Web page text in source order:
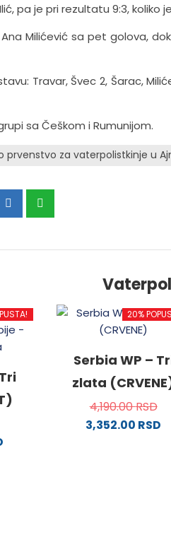
pa je pri rezultatu 9:3,
Milićević sa pet golova,
Travar, Švec 2, Šarac,
sa Češkom i Rumunijom.
prvenstvo za vaterpolistkinje u
20%
Serbia WP –
zlata
4,190.00RSD
3,352.00 RSD